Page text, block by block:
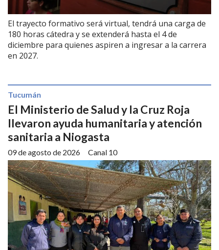
El trayecto formativo será virtual, tendrá una carga de
180 horas cátedra y se extenderá hasta el 4 de
diciembre para quienes aspiren a ingresar a la carrera
en 2027.
El Ministerio de Salud y la Cruz Roja
llevaron ayuda humanitaria y atención
sanitaria a Niogasta
Canal 10
Tucumán
09 de agosto de 2026